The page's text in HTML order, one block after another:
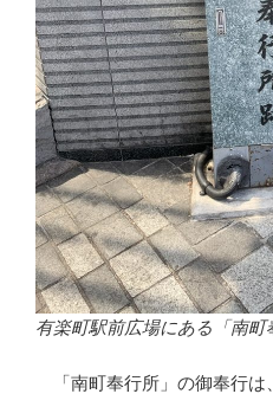
有楽町駅前広場にある「南町
「南町奉行所」の御奉行は